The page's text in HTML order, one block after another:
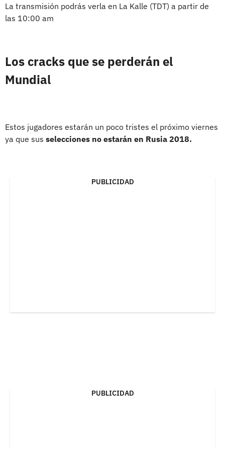
La transmisión podrás verla en La Kalle (TDT) a partir de
las 10:00 am
Los cracks que se perderán el
Mundial
Estos jugadores estarán un poco tristes el próximo viernes
ya que sus selecciones no estarán en Rusia 2018.
PUBLICIDAD
PUBLICIDAD